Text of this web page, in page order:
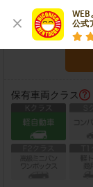
WEB
公式
営業
保有車両クラス